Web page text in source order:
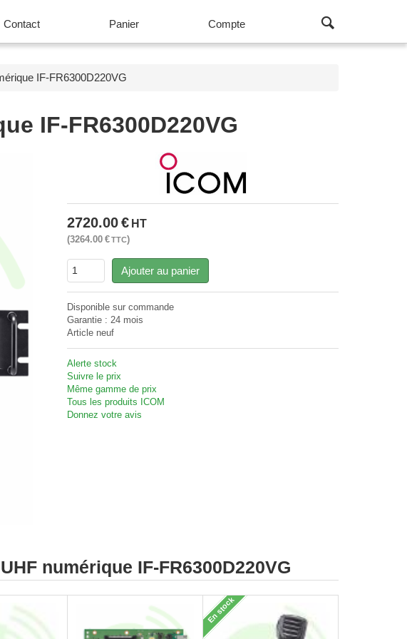
Contact Panier Compte
IF-FR6300D220VG
IF-FR6300D220VG
2720.00€ HT
3264.00 €TTC
Ajouter au panier
Disponible sur commande
Garantie : 24 mois
Article neuf
Alerte stock
Suivre le prix
Même gamme de prix
Tous les produits ICOM
Donnez votre avis
numérique IF-FR6300D220VG
En stock